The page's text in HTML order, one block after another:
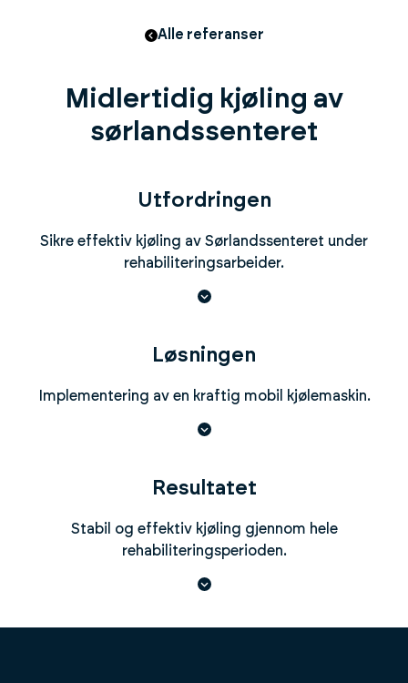
Alle referanser
Midlertidig kjøling av
sørlandssenteret
Utfordringen
Sikre effektiv kjøling av Sørlandssenteret under
rehabiliteringsarbeider.
Løsningen
Implementering av en kraftig mobil kjølemaskin.
Resultatet
Stabil og effektiv kjøling gjennom hele
rehabiliteringsperioden.